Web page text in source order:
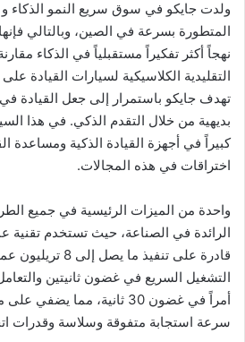
ولدت جايكو في سوق سريع النمو الذكاء و
المتطورة بسرعة في الصين، وبالتالي
نهجاً أكثر تفكيراً مستقبلياً في الذكاء
التقليدية الكلاسيكية لسيارات القيادة
تهدف جايكو باستمرار إلى جعل القيادة
بديهية من خلال التقدم الذكي. في هذا
كبيراً في أجهزة القيادة الذكية ومساعدة
اختراقات في هذه المجالات.
قادرة على تنفيذ ما
أمراً في غضون 30 ثانية، مما
سرعة استجابة متفوقة وسلاسة وقدرات